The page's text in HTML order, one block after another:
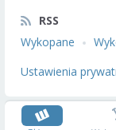
RSS
Wykopane
Ustawienia